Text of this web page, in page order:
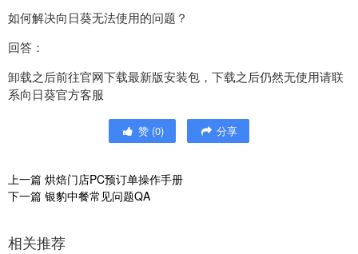
如何解决向日葵无法使用的问题？
回答：
卸载之后前往官网下载最新版安装包，下载之后仍然无使用请联
系向日葵官方客服
赞 (0) 分享
上一篇 烘焙门店PC预订单操作手册
下一篇 银豹中餐常见问题QA
相关推荐